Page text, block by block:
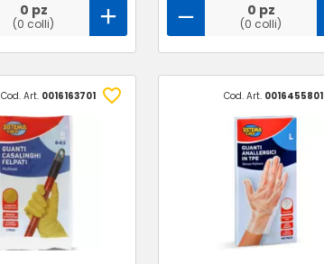
0 pz
(0 colli)
0 pz
(0 colli)
Cod. Art. 0016163701 Cod. Art. 0016455801